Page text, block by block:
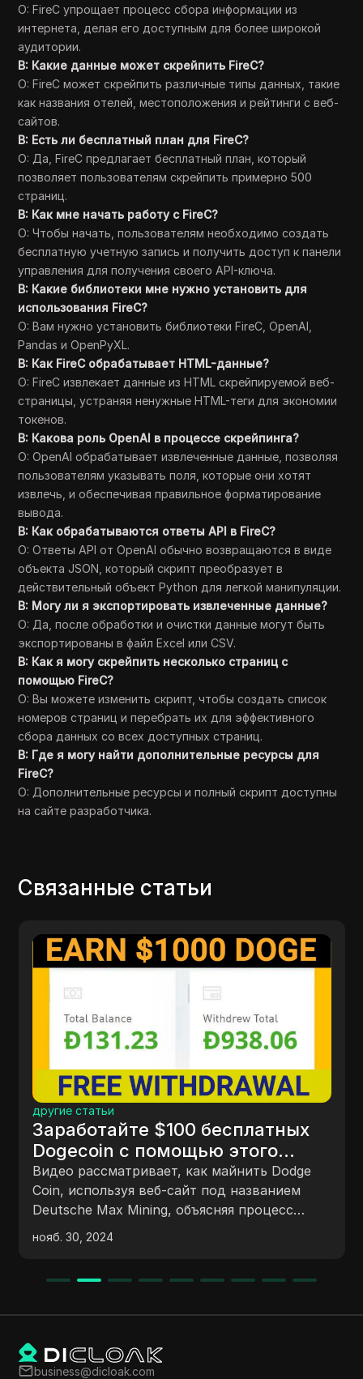
О: FireC упрощает процесс сбора информации из
интернета, делая его доступным для более широкой
аудитории.
В: Какие данные может скрейпить FireC?
О: FireC может скрейпить различные типы данных, такие
как названия отелей, местоположения и рейтинги с веб-
сайтов.
В: Есть ли бесплатный план для FireC?
О: Да, FireC предлагает бесплатный план, который
позволяет пользователям скрейпить примерно 500
страниц.
В: Как мне начать работу с FireC?
О: Чтобы начать, пользователям необходимо создать
бесплатную учетную запись и получить доступ к панели
управления для получения своего API-ключа.
В: Какие библиотеки мне нужно установить для
использования FireC?
О: Вам нужно установить библиотеки FireC, OpenAI,
Pandas и OpenPyXL.
В: Как FireC обрабатывает HTML-данные?
О: FireC извлекает данные из HTML скрейпируемой веб-
страницы, устраняя ненужные HTML-теги для экономии
токенов.
В: Какова роль OpenAI в процессе скрейпинга?
О: OpenAI обрабатывает извлеченные данные, позволяя
пользователям указывать поля, которые они хотят
извлечь, и обеспечивая правильное форматирование
вывода.
В: Как обрабатываются ответы API в FireC?
О: Ответы API от OpenAI обычно возвращаются в виде
объекта JSON, который скрипт преобразует в
действительный объект Python для легкой манипуляции.
В: Могу ли я экспортировать извлеченные данные?
О: Да, после обработки и очистки данные могут быть
экспортированы в файл Excel или CSV.
В: Как я могу скрейпить несколько страниц с
помощью FireC?
О: Вы можете изменить скрипт, чтобы создать список
номеров страниц и перебрать их для эффективного
сбора данных со всех доступных страниц.
В: Где я могу найти дополнительные ресурсы для
FireC?
О: Дополнительные ресурсы и полный скрипт доступны
на сайте разработчика.
Связанные статьи
статьи
$100 бесплатных
с помощью этого
майнера Dogecoin.
рассматривает, как майнить Dodge
используя веб-сайт под названием
Max Mining, объясняя процесс
различные майнинговые
реферальную программу и
бесплатного майнера для
возможность майнить другие
на сайте и планирует
2024
business@dicloak.com